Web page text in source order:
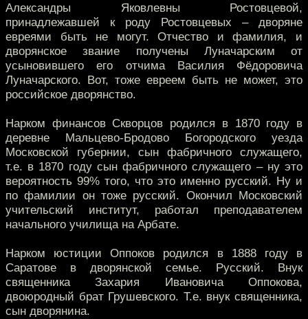
Александры Яковлевны Ростовцевой,
принадлежавшей к роду Ростовцевых – дворяне
евреями быть не могут. Отчество и фамилия, и
дворянское звание получены Луначарским от
усыновившего его отчима Василия Фёдоровича
Луначарского. Вот, тоже евреем быть не может, это
российское дворянство.
Нарком финансов Скворцов родился в 1870 году в
деревне Мальцево-Бродово Богородского уезда
Московской губернии, сын фабричного служащего,
т.е. в 1870 году сын фабричного служащего – ну это
вероятность 99% того, что это именно русский. Ну и
по фамилии он тоже русский. Окончил Московский
учительский институт, работал преподавателем
начального училища на Арбате.
Нарком юстиции Оппоков родился в 1888 году в
Саратове в дворянской семье. Русский. Внук
священника Захария Ивановича Оппокова,
двоюродный брат Грушевского. Т.е. внук священника,
сын дворянина.